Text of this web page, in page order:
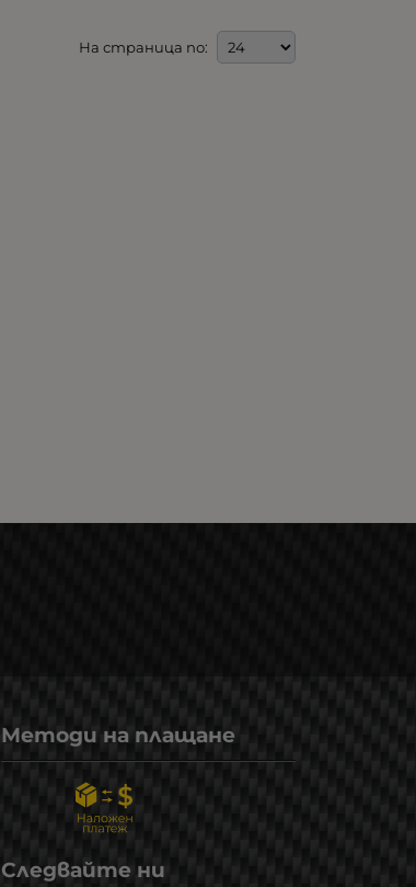
На страница по:
Методи на плащане
Следвайте ни